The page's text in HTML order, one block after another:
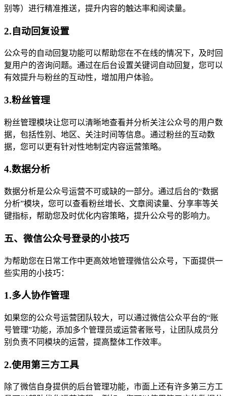
别等）进行精准推送，提升内容的触达率和阅读量。
2.自动回复设置
公众号的自动回复功能可以帮助您在不在线的情况下，及时回
复用户的咨询问题。通过在后台设置关键词自动回复，您可以
有效提升与粉丝的互动性，增加用户体验。
3.粉丝管理
粉丝管理模块让您可以清晰地查看并分析关注公众号的用户数
据，包括性别、地区、关注时间等信息。通过粉丝的互动数
据，您可以更有针对性地制定内容运营策略。
4.数据分析
数据分析是公众号运营不可或缺的一部分。通过后台的“数据
分析”模块，您可以查看粉丝增长、文章阅读量、分享率等关
键指标，帮助您及时优化内容策略，提升公众号的影响力。
五、微信公众号登录的小技巧
为帮助您在日常工作中更高效地管理微信公众号，下面提供一
些实用的小技巧：
1.多人协作管理
如果您的公众号运营团队较大，可以通过微信公众平台的“账
号管理”功能，添加多个管理员或运营者账号，让团队成员分
别负责不同模块的运营，提高整体工作效率。
2.使用第三方工具
除了微信自身提供的后台管理功能，市面上还有许多第三方工